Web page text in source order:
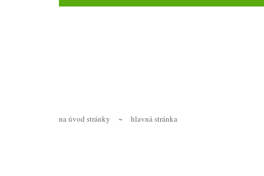
na úvod stránky ~ hlavná stránka